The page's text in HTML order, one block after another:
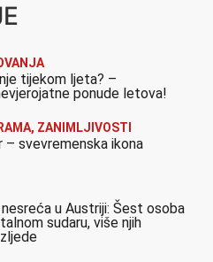
tijekom ljeta? –
ponude letova!
, ZANIMLJIVOSTI
– svevremenska ikona
u Austriji: Šest osoba
sudaru, više njih